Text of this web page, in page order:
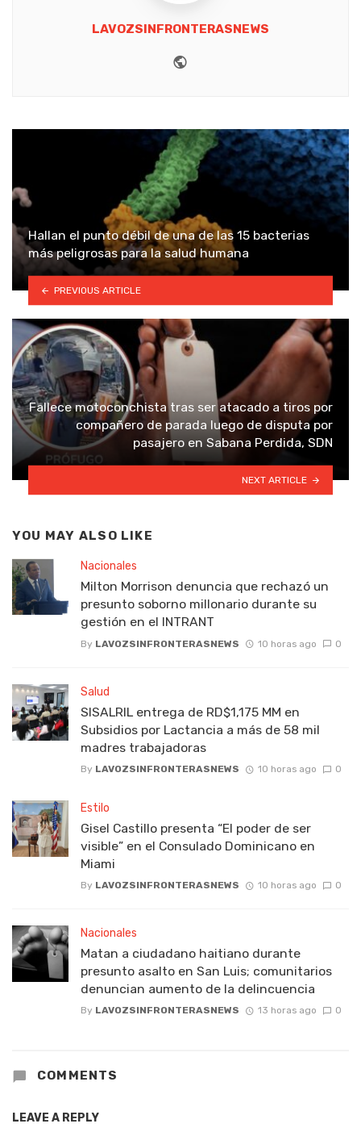
LAVOZSINFRONTERASNEWS
Hallan el punto débil de una de las 15 bacterias
más peligrosas para la salud humana
PREVIOUS ARTICLE
Fallece motoconchista tras ser atacado a tiros por
compañero de parada luego de disputa por
pasajero en Sabana Perdida, SDN
NEXT ARTICLE
YOU MAY ALSO LIKE
Nacionales
Milton Morrison denuncia que rechazó un
presunto soborno millonario durante su
gestión en el INTRANT
By LAVOZSINFRONTERASNEWS 10 horas ago 0
Salud
SISALRIL entrega de RD$1,175 MM en
Subsidios por Lactancia a más de 58 mil
madres trabajadoras
By LAVOZSINFRONTERASNEWS 10 horas ago 0
Estilo
Gisel Castillo presenta “El poder de ser
visible” en el Consulado Dominicano en
Miami
By LAVOZSINFRONTERASNEWS 10 horas ago 0
Nacionales
Matan a ciudadano haitiano durante
presunto asalto en San Luis; comunitarios
denuncian aumento de la delincuencia
By LAVOZSINFRONTERASNEWS 13 horas ago 0
COMMENTS
LEAVE A REPLY